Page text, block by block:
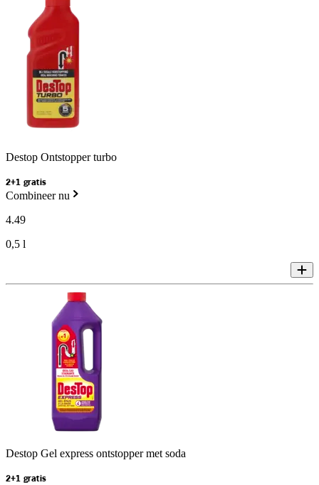
Destop Ontstopper turbo
2+1 gratis
Combineer nu
4.49
0,5 l
Destop Gel express ontstopper met soda
2+1 gratis